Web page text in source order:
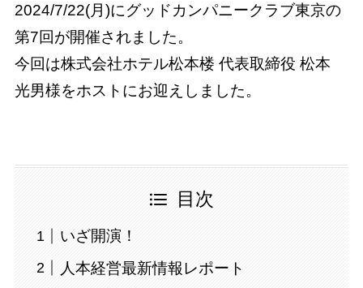
2024/7/22(月)にグッドカンパニークラブ東京の
第7回が開催されました。
今回は株式会社ホテル松本楼 代表取締役 松本
光男様をホストにお迎えしました。
目次
いざ開演！
人本経営最新情報レポート